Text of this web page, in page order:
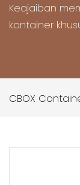
Keajaiban
kontainer
CBOX